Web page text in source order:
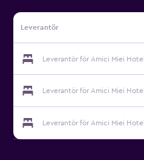
Leverantör
Leverantör för Amici Miei Hotel
Leverantör för Amici Miei Hotel
Leverantör för Amici Miei Hotel